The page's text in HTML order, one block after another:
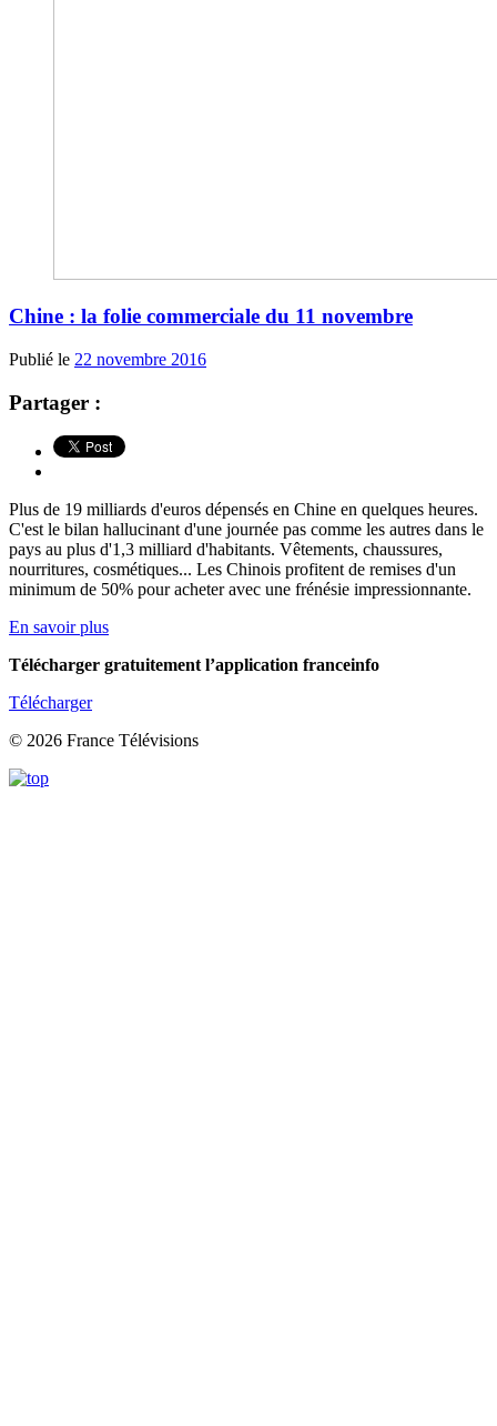
Chine : la folie commerciale du 11 novembre
Publié le 22 novembre 2016
Partager :
Plus de 19 milliards d'euros dépensés en Chine en quelques heures.
C'est le bilan hallucinant d'une journée pas comme les autres dans le
pays au plus d'1,3 milliard d'habitants. Vêtements, chaussures,
nourritures, cosmétiques... Les Chinois profitent de remises d'un
minimum de 50% pour acheter avec une frénésie impressionnante.
En savoir plus
Télécharger gratuitement l’application franceinfo
Télécharger
© 2026 France Télévisions